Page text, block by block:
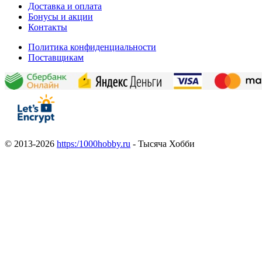
Доставка и оплата
Бонусы и акции
Контакты
Политика конфиденциальности
Поставщикам
© 2013-2026 https:/1000hobby.ru - Тысяча Хобби